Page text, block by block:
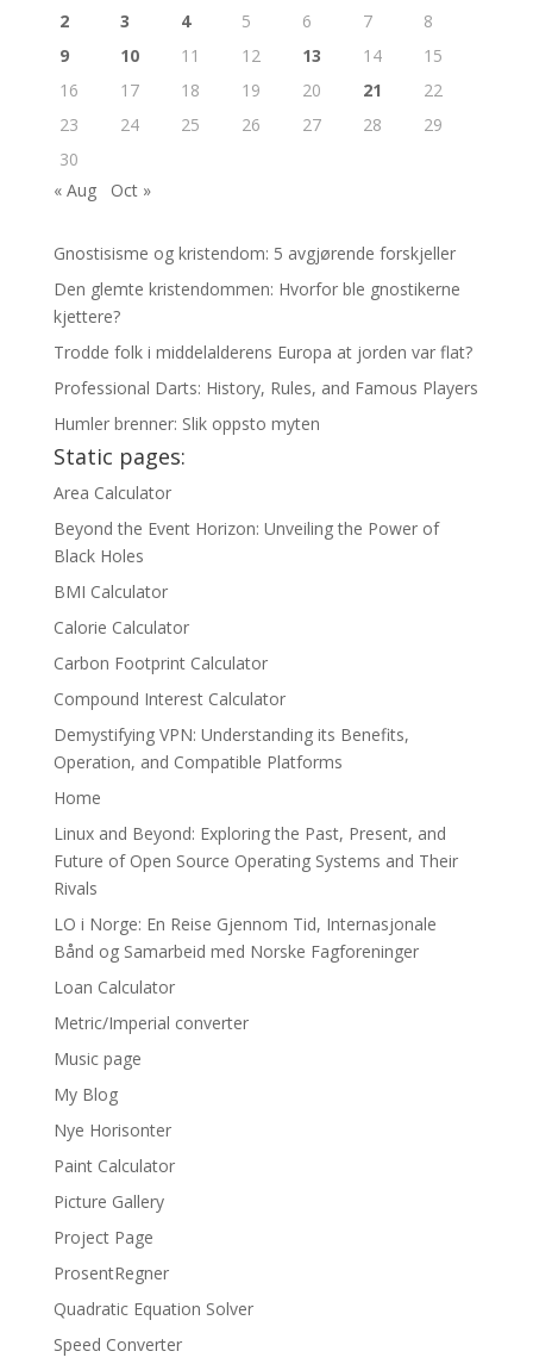
2
3 4 5 6 7
8
9
10 11 12 13 14
15
16
17 18 19 20 21
22
23
24 25 26 27 28
29
30
« Aug
Oct »
Gnostisisme og kristendom: 5 avgjørende forskjeller
Den glemte kristendommen: Hvorfor ble gnostikerne
kjettere?
Trodde folk i middelalderens Europa at jorden var flat?
Professional Darts: History, Rules, and Famous Players
Humler brenner: Slik oppsto myten
Static pages:
Area Calculator
Beyond the Event Horizon: Unveiling the Power of
Black Holes
BMI Calculator
Calorie Calculator
Carbon Footprint Calculator
Compound Interest Calculator
Demystifying VPN: Understanding its Benefits,
Operation, and Compatible Platforms
Home
Linux and Beyond: Exploring the Past, Present, and
Future of Open Source Operating Systems and Their
Rivals
LO i Norge: En Reise Gjennom Tid, Internasjonale
Bånd og Samarbeid med Norske Fagforeninger
Loan Calculator
Metric/Imperial converter
Music page
My Blog
Nye Horisonter
Paint Calculator
Picture Gallery
Project Page
ProsentRegner
Quadratic Equation Solver
Speed Converter